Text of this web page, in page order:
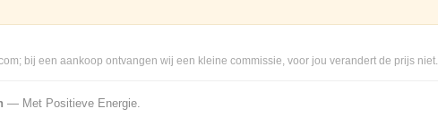
bij een aankoop ontvangen wij een kleine commissie, voor jou verandert de prijs niet.
— Met Positieve Energie.